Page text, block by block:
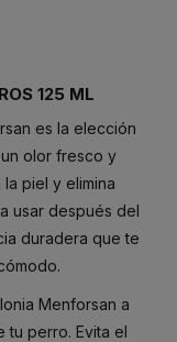
125 ML
es la elección
olor fresco y
piel y elimina
usar después del
duradera que te
Menforsan a
tu perro. Evita el